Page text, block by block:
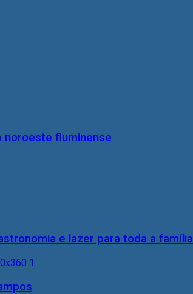
noroeste fluminense
e lazer para toda a família